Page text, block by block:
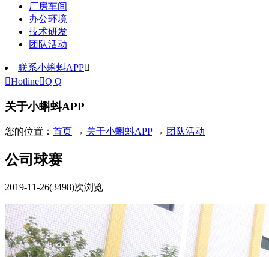
厂房车间
办公环境
技术研发
团队活动
联系小蝌蚪APP
HotlineQ Q
关于小蝌蚪APP
您的位置： 首页 → 关于小蝌蚪APP→ 团队活动
公司球赛
2019-11-26(3498)次浏览